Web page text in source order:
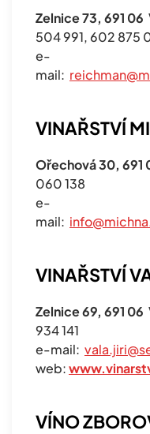
Zelnice 73, 691
504 991, 602 875
e-
mail:
VINAŘSTVÍ
Ořechová 30, 691
060 138
e-
mail:
VINAŘSTVÍ
Zelnice 69, 691
934 141
e-mail:
web:
VÍNO